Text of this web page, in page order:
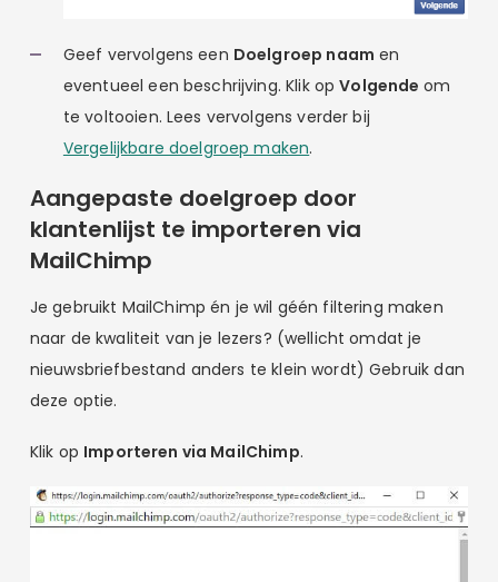
Geef vervolgens een Doelgroep naam en
eventueel een beschrijving. Klik opVolgende om
te voltooien. Lees vervolgens verder bij
Vergelijkbare doelgroep maken.
Aangepaste doelgroep door
klantenlijst te importeren via
MailChimp
Je gebruikt MailChimp én je wil géén filtering maken
naar de kwaliteit van je lezers? (wellicht omdat je
nieuwsbriefbestand anders te klein wordt) Gebruik dan
deze optie.
Klik op Importeren via MailChimp.